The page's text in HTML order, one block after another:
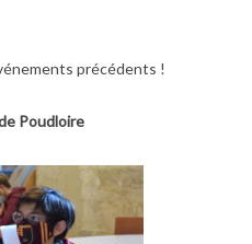
précédents !
Poudloire